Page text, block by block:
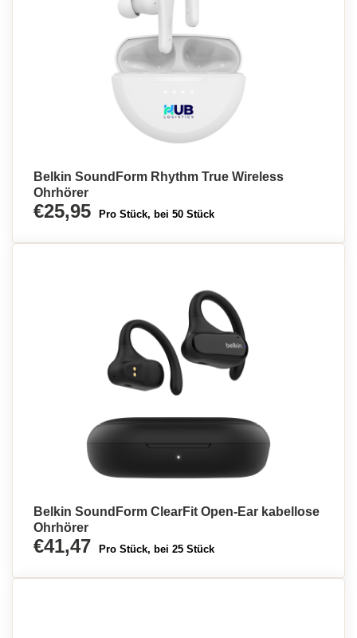
Belkin SoundForm Rhythm True Wireless
Ohrhörer
€25,95 Pro Stück, bei 50 Stück
Belkin SoundForm ClearFit Open-Ear kabellose
Ohrhörer
€41,47 Pro Stück, bei 25 Stück